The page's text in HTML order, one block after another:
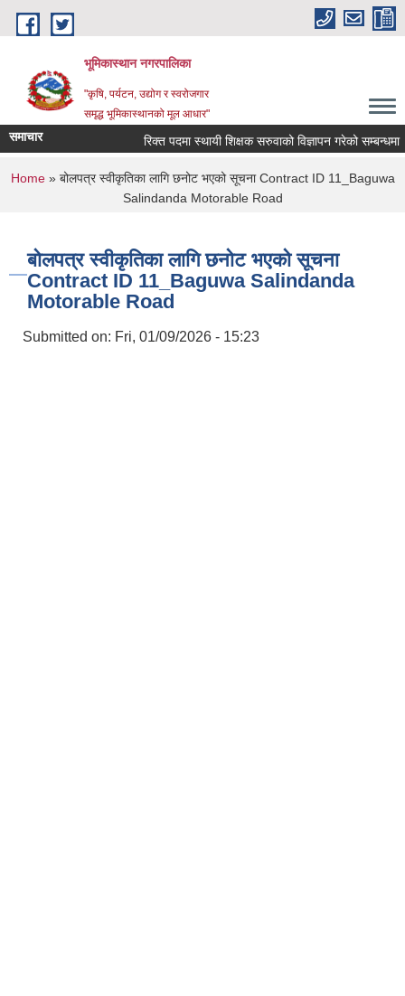
Skip to main content
भूमिकास्थान नगरपालिका
"कृषि, पर्यटन, उद्योग र स्वरोजगार
समृद्ध भूमिकास्थानको मूल आधार"
समाचार रिक्त पदमा स्थायी शिक्षक सरुवाको विज्ञापन गरेको सम्बन्धमा ।
You are here
Home» बोलपत्र स्वीकृतिका लागि छनोट भएको सूचना Contract ID 11_Baguwa
Salindanda Motorable Road
बोलपत्र स्वीकृतिका लागि छनोट भएको सूचना
Contract ID 11_Baguwa Salindanda
Motorable Road
Submitted on: Fri, 01/09/2026 - 15:23